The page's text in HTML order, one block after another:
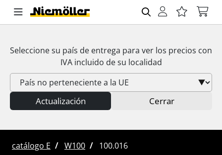
Seleccione su país de entrega para ver los precios con
IVAincluido de su localidad
Actualización Cerrar
catálogo E W100 100.016